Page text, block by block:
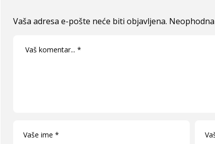
Vaša adresa e-pošte neće biti objavljena.